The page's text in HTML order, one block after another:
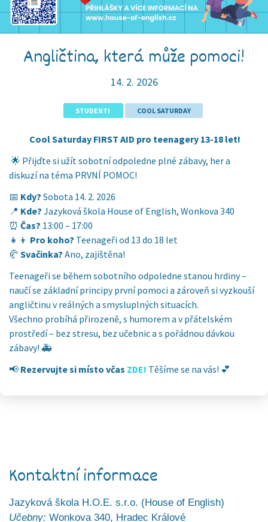
Angličtina, která může pomoci!
14. 2. 2026
STUDENTI COOL SATURDAY
Cool Saturday FIRST AID pro teenagery 13-18 let!
🌟 Přijďte si užít sobotní odpoledne plné zábavy, her a
diskuzí na téma PRVNÍ POMOC!
📅 Kdy? Sobota 14. 2. 2026
📍 Kde? Jazyková škola House of English, Wonkova 340
⏰ Čas? 13:00 – 17:00
👧👦 Pro koho? Teenageři od 13 do 18 let
🥐 Svačinka? Ano, zajištěna!
Teenageři se během sobotního odpoledne stanou hrdiny –
naučí se základní principy první pomoci a zároveň si vyzkouší
angličtinu v reálných a smysluplných situacích.
Všechno probíhá přirozeně, s humorem a v přátelském
prostředí – bez stresu, bez učebnic a s pořádnou dávkou
zábavy! 🚑
📢 Rezervujte si místo včas ZDE! Těšíme se na vás! 💕
Kontaktní informace
Jazyková škola H.O.E. s.r.o. (House of English)
Učebny: Wonkova 340, Hradec Králové